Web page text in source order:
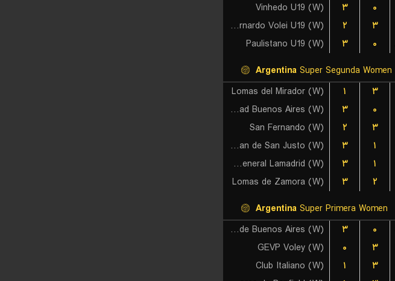
Vinhedo U19 (W)
۳ ۰
Sao Bernardo Volei U19 (W)
۲ ۳
Paulistano U19 (W)
۳ ۰
Argentina Super Segunda Women
Lomas del Mirador (W)
۱ ۳
Universidad Buenos Aires (W)
۳ ۰
San Fernando (W)
۲ ۳
Huracan de San Justo (W)
۳ ۱
Club Atletico General Lamadrid (W)
۳ ۱
Lomas de Zamora (W)
۳ ۲
Argentina Super Primera Women
Glorias de Buenos Aires (W)
۳ ۰
GEVP Voley (W)
۰ ۳
Club Italiano (W)
۱ ۳